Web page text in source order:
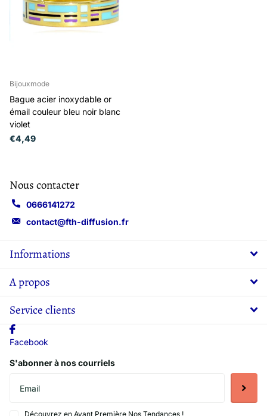
Bijouxmode
Bague acier inoxydable or
émail couleur bleu noir blanc
violet
€4,49
Informations
A propos
Service clients
Nous contacter
0666141272
contact@fth-diffusion.fr
Facebook
S'abonner à nos courriels
Découvrez en Avant Première Nos Tendances !